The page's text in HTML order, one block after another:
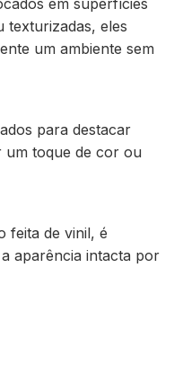
em superfícies
texturizadas, eles
um ambiente sem
para destacar
um toque de cor ou
feita de vinil, é
aparência intacta por